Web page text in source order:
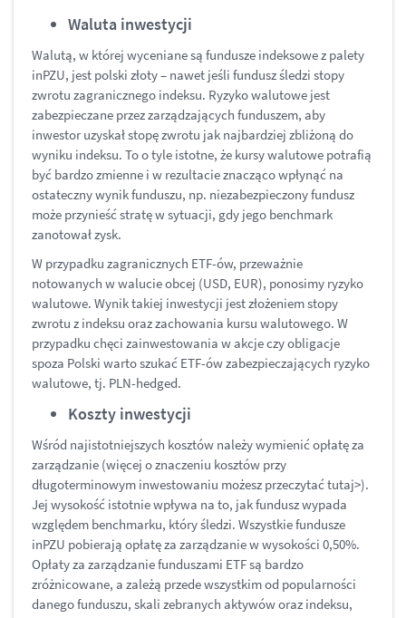
Waluta inwestycji
Walutą, w której wyceniane są fundusze indeksowe z palety
inPZU, jest polski złoty – nawet jeśli fundusz śledzi stopy
zwrotu zagranicznego indeksu. Ryzyko walutowe jest
zabezpieczane przez zarządzających funduszem, aby
inwestor uzyskał stopę zwrotu jak najbardziej zbliżoną do
wyniku indeksu. To o tyle istotne, że kursy walutowe potrafią
być bardzo zmienne i w rezultacie znacząco wpłynąć na
ostateczny wynik funduszu, np. niezabezpieczony fundusz
może przynieść stratę w sytuacji, gdy jego benchmark
zanotował zysk.
W przypadku zagranicznych ETF-ów, przeważnie
notowanych w walucie obcej (USD, EUR), ponosimy ryzyko
walutowe. Wynik takiej inwestycji jest złożeniem stopy
zwrotu z indeksu oraz zachowania kursu walutowego. W
przypadku chęci zainwestowania w akcje czy obligacje
spoza Polski warto szukać ETF-ów zabezpieczających ryzyko
walutowe, tj. PLN-hedged.
Koszty inwestycji
Wśród najistotniejszych kosztów należy wymienić opłatę za
zarządzanie (więcej o znaczeniu kosztów przy
długoterminowym inwestowaniu możesz przeczytać tutaj>).
Jej wysokość istotnie wpływa na to, jak fundusz wypada
względem benchmarku, który śledzi. Wszystkie fundusze
inPZU pobierają opłatę za zarządzanie w wysokości 0,50%.
Opłaty za zarządzanie funduszami ETF są bardzo
zróżnicowane, a zależą przede wszystkim od popularności
danego funduszu, skali zebranych aktywów oraz indeksu,